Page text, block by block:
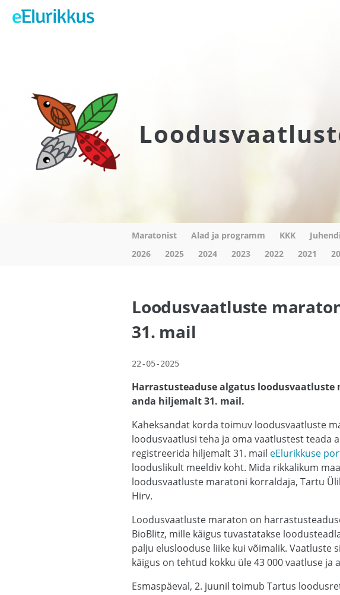
Maratonist Alad ja programm KKK
2026
2025 2024 2023 2022 2021
Loodusvaatluste
31. mail
22-05-2025
Harrastusteaduse algatus
anda hiljemalt 31. mail.
Kaheksandat korda toimuv loodusvaatluste
loodusvaatlusi teha ja oma vaatlustest teada
registreerida hiljemalt 31. mail eElurikkuse
looduslikult meeldiv koht. Mida rikkalikum
loodusvaatluste maratoni korraldaja, Tartu
Hirv.
Loodusvaatluste maraton on
BioBlitz, mille käigus tuvastatakse
palju eluslooduse liike kui võimalik. Vaatluste
käigus on tehtud kokku üle 43 000 vaatluse ja
Esmaspäeval, 2. juunil toimub Tartus